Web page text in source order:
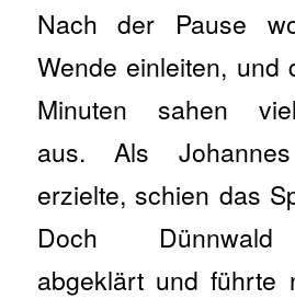
Nach der Pause
Wende einleiten, und
Minuten sahen
aus. Als
erzielte, schien das
Doch Dünnwald
abgeklärt und führte